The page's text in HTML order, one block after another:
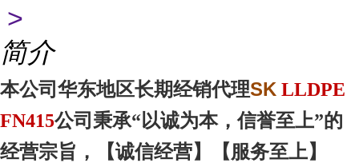
>
简介
本公司华东地区长期经销代理SK LLDPE
FN415公司秉承“以诚为本，信誉至上”的
经营宗旨，【诚信经营】【服务至上】